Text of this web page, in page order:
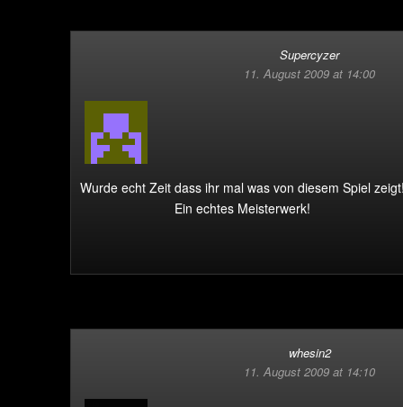
Supercyzer
11. August 2009 at 14:00
Wurde echt Zeit dass ihr mal was von diesem Spiel
Ein echtes Meisterwerk!
whesin2
11. August 2009 at 14:10